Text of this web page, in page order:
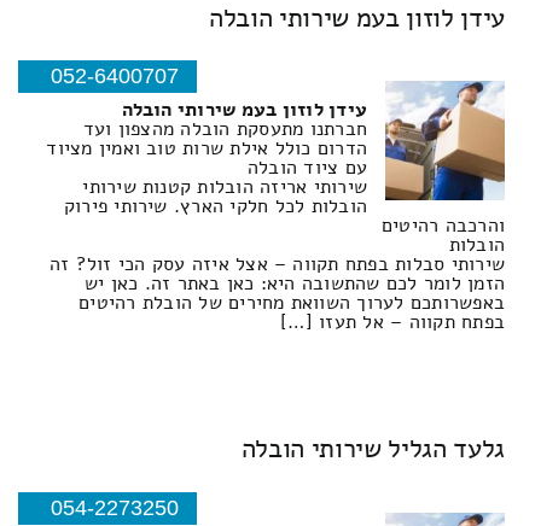
עידן לוזון בעמ שירותי הובלה
052-6400707
עידן לוזון בעמ שירותי הובלה
חברתנו מתעסקת הובלה מהצפון ועד
הדרום כולל אילת שרות טוב ואמין מציוד
עם ציוד הובלה
שירותי אריזה הובלות קטנות שירותי
הובלות לכל חלקי הארץ. שירותי פירוק
והרכבה רהיטים
הובלות
שירותי סבלות בפתח תקווה – אצל איזה עסק הכי זול? זה
הזמן לומר לכם שהתשובה היא: כאן באתר זה. כאן יש
באפשרותכם לערוך השוואת מחירים של הובלת רהיטים
בפתח תקווה – אל תעזו […]
גלעד הגליל שירותי הובלה
054-2273250